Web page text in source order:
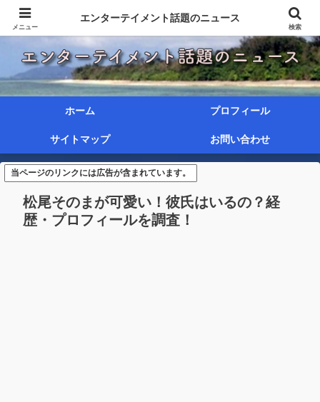
ホーム プロフィール
サイトマップ お問い合わせ
当ページのリンクには広告が含まれています。
松尾そのまが可愛い！彼氏はいるの？経
歴・プロフィールを調査！
メニュー
エンターテイメント話題のニュース
検索